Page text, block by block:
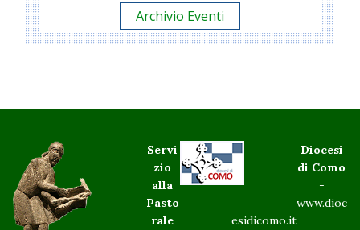
Archivio Eventi
Servi
zio
alla
Pasto
rale
Diocesi
di Como
-
www.dioc
esidicomo.it